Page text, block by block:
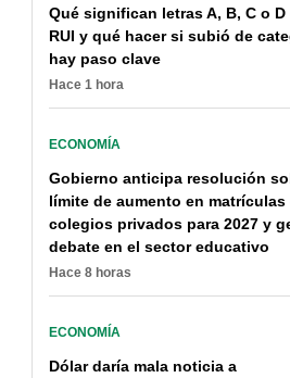
Qué significan letras A, B, C o D
RUI y qué hacer si subió de
hay paso clave
Hace 1 hora
ECONOMÍA
Gobierno anticipa resolución
límite de aumento en matrículas
colegios privados para 2027 y
debate en el sector educativo
Hace 8 horas
ECONOMÍA
Dólar daría mala noticia a